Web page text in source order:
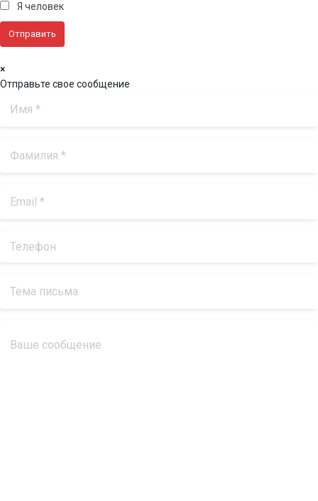
Я человек
×
Отправьте свое сообщение